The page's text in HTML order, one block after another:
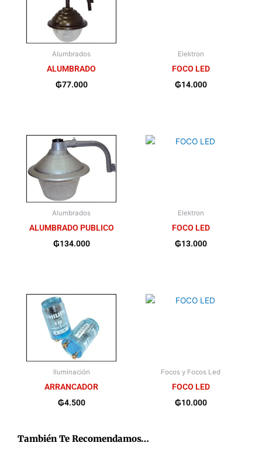
Alumbrados
ALUMBRADO
₲77.000
Elektron
FOCO LED
₲14.000
Alumbrados
ALUMBRADO PUBLICO
₲134.000
Elektron
FOCO LED
₲13.000
Iluminación
ARRANCADOR
₲4.500
Focos y Focos Led
FOCO LED
₲10.000
También Te Recomendamos…